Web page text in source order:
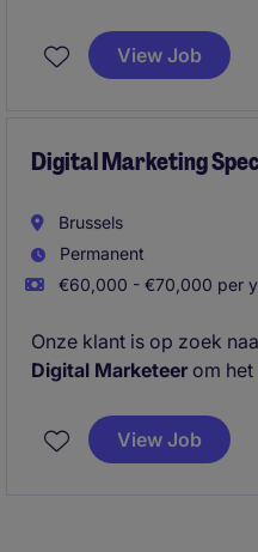
View Job
Digital Marketing
Brussels
Permanent
€60,000 - €70,000 per
Onze klant is op zoek
Digital Marketeer om het
In deze functie ben je
View Job